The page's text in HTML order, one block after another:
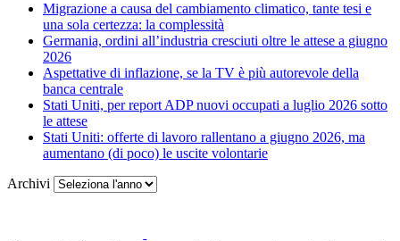
Migrazione a causa del cambiamento climatico, tante tesi e
una sola certezza: la complessità
Germania, ordini all’industria cresciuti oltre le attese a giugno
2026
Aspettative di inflazione, se la TV è più autorevole della
banca centrale
Stati Uniti, per report ADP nuovi occupati a luglio 2026 sotto
le attese
Stati Uniti: offerte di lavoro rallentano a giugno 2026, ma
aumentano (di poco) le uscite volontarie
Archivi